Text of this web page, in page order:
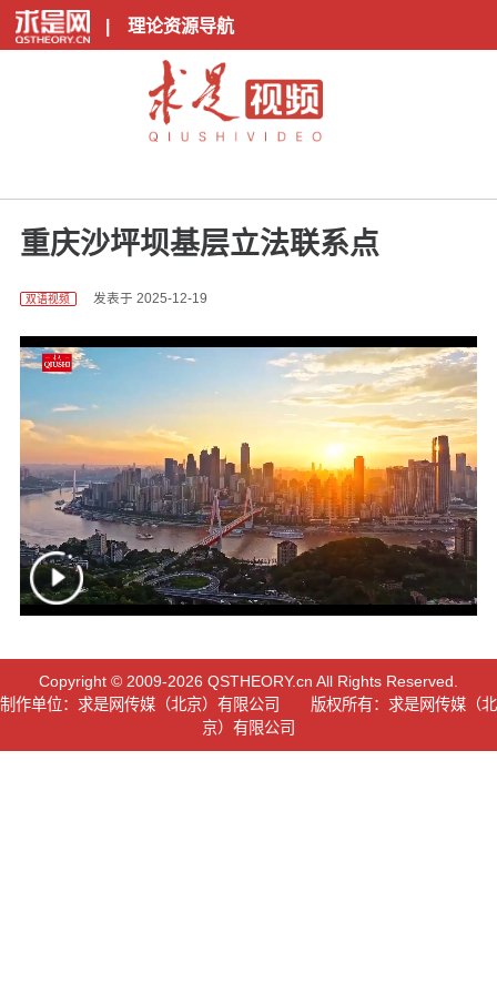
| 理论资源导航
重庆沙坪坝基层立法联系点
双语视频 发表于 2025-12-19
Copyright © 2009-2026 QSTHEORY.cn All Rights Reserved.
制作单位：求是网传媒（北京）有限公司 版权所有：求是网传媒（北
京）有限公司